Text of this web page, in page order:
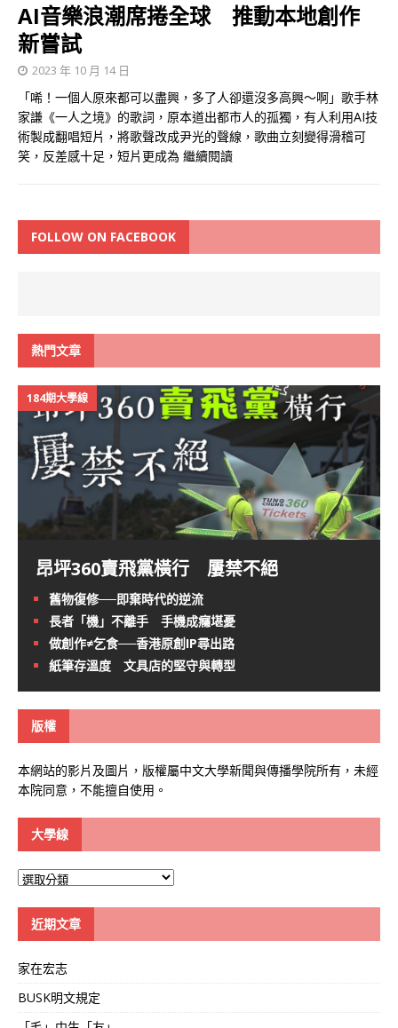
AI音樂浪潮席捲全球 推動本地創作
新嘗試
2023 年 10 月 14 日
「唏！一個人原來都可以盡興，多了人卻還沒多高興～啊」歌手林
家謙《一人之境》的歌詞，原本道出都市人的孤獨，有人利用AI技
術製成翻唱短片，將歌聲改成尹光的聲線，歌曲立刻變得滑稽可
笑，反差感十足，短片更成為 繼續閱讀
FOLLOW ON FACEBOOK
熱門文章
184期大學線
昂坪360賣飛黨橫行 屢禁不絕
舊物復修──即棄時代的逆流
長者「機」不離手 手機成癮堪憂
做創作≠乞食──香港原創IP尋出路
紙筆存溫度 文具店的堅守與轉型
版權
本網站的影片及圖片，版權屬中文大學新聞與傳播學院所有，未經
本院同意，不能擅自使用。
大學線
大
近期文章
家在宏志
BUSK明文規定